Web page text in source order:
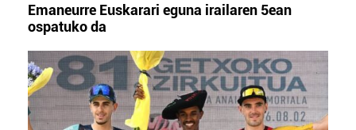
Emaneurre Euskarari eguna irailaren 5ean
ospatuko da